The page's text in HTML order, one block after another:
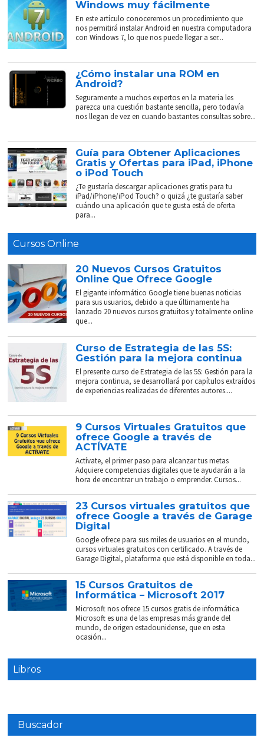
Windows muy fácilmente
En este artículo conoceremos un procedimiento que
nos permitirá instalar Android en nuestra computadora
con Windows 7, lo que nos puede llegar a ser...
¿Cómo instalar una ROM en
Android?
Seguramente a muchos expertos en la materia les
parezca una cuestión bastante sencilla, pero todavía
nos llegan de vez en cuando bastantes consultas sobre...
Guía para Obtener Aplicaciones
Gratis y Ofertas para iPad, iPhone
o iPod Touch
¿Te gustaría descargar aplicaciones gratis para tu
iPad/iPhone/iPod Touch? o quizá ¿te gustaría saber
cuándo una aplicación que te gusta está de oferta
para...
Cursos Online
20 Nuevos Cursos Gratuitos
Online Que Ofrece Google
El gigante informático Google tiene buenas noticias
para sus usuarios, debido a que últimamente ha
lanzado 20 nuevos cursos gratuitos y totalmente online
que...
Curso de Estrategia de las 5S:
Gestión para la mejora continua
El presente curso de Estrategia de las 5S: Gestión para la
mejora continua, se desarrollará por capítulos extraídos
de experiencias realizadas de diferentes autores....
9 Cursos Virtuales Gratuitos que
ofrece Google a través de
ACTÍVATE
Actívate, el primer paso para alcanzar tus metas
Adquiere competencias digitales que te ayudarán a la
hora de encontrar un trabajo o emprender. Cursos...
23 Cursos virtuales gratuitos que
ofrece Google a través de Garage
Digital
Google ofrece para sus miles de usuarios en el mundo,
cursos virtuales gratuitos con certificado. A través de
Garage Digital, plataforma que está disponible en toda...
15 Cursos Gratuitos de
Informática – Microsoft 2017
Microsoft nos ofrece 15 cursos gratis de informática
Microsoft es una de las empresas más grande del
mundo, de origen estadounidense, que en esta
ocasión...
Libros
Buscador